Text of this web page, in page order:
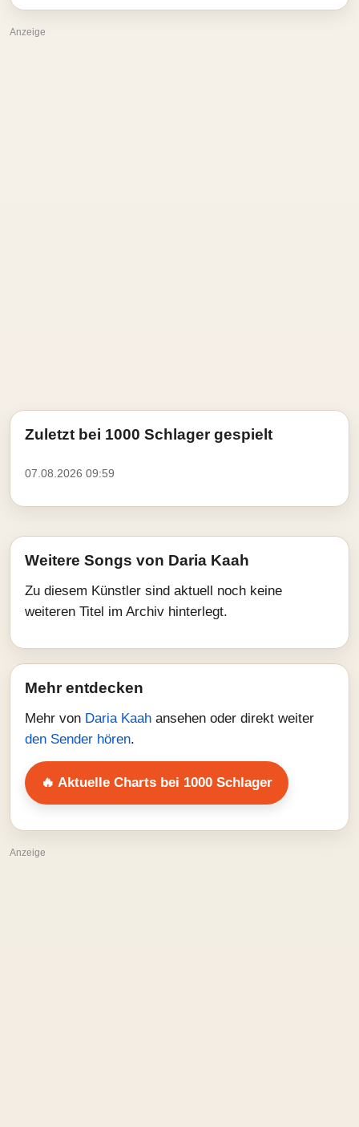
Anzeige
Zuletzt bei 1000 Schlager gespielt
07.08.2026 09:59
Weitere Songs von Daria Kaah
Zu diesem Künstler sind aktuell noch keine
weiteren Titel im Archiv hinterlegt.
Mehr entdecken
Mehr von Daria Kaah ansehen oder direkt weiter
den Sender hören.
🔥 Aktuelle Charts bei 1000 Schlager
Anzeige